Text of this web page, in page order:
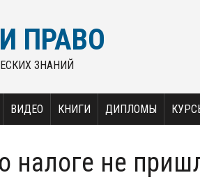
ПРАВО
ЗНАНИЙ
ВИДЕО КНИГИ ДИПЛОМЫ
налоге не